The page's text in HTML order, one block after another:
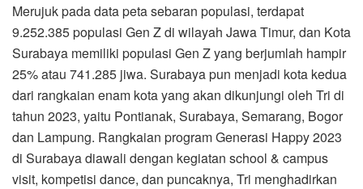
Merujuk pada data peta sebaran populasi, terdapat
9.252.385 populasi Gen Z di wilayah Jawa Timur, dan Kota
Surabaya memiliki populasi Gen Z yang berjumlah hampir
25% atau 741.285 jiwa. Surabaya pun menjadi kota kedua
dari rangkaian enam kota yang akan dikunjungi oleh Tri di
tahun 2023, yaitu Pontianak, Surabaya, Semarang, Bogor
dan Lampung. Rangkaian program Generasi Happy 2023
di Surabaya diawali dengan kegiatan school & campus
visit, kompetisi dance, dan puncaknya, Tri menghadirkan